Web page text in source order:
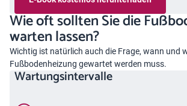
Wie oft sollten Sie die
warten lassen?
Wichtig ist natürlich auch die Frage, wann und
Fußbodenheizung gewartet werden muss.
Wartungsintervalle